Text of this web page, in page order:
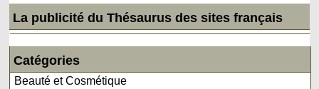
La publicité du Thésaurus des sites français
Catégories
Beauté et Cosmétique